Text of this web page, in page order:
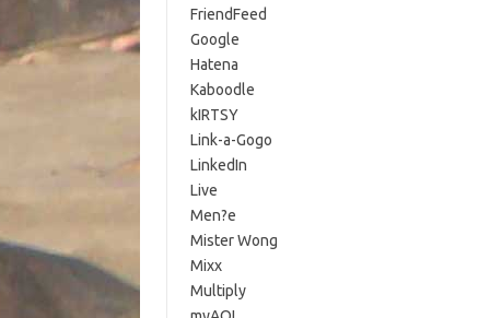
FriendFeed
Google
Hatena
Kaboodle
kIRTSY
Link-a-Gogo
LinkedIn
Live
Men?e
Mister Wong
Mixx
Multiply